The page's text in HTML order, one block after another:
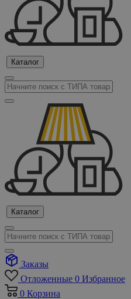
Каталог
Каталог
Заказы
Отложенные 0 Избранное
0 Корзина